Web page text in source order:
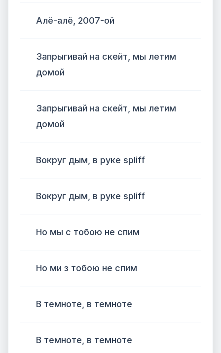
Алё-алё, 2007-ой
Запрыгивай на скейт, мы летим
домой
Запрыгивай на скейт, мы летим
домой
Вокруг дым, в руке spliff
Вокруг дым, в руке spliff
Но мы с тобою не спим
Но ми з тобою не спим
В темноте, в темноте
В темноте, в темноте